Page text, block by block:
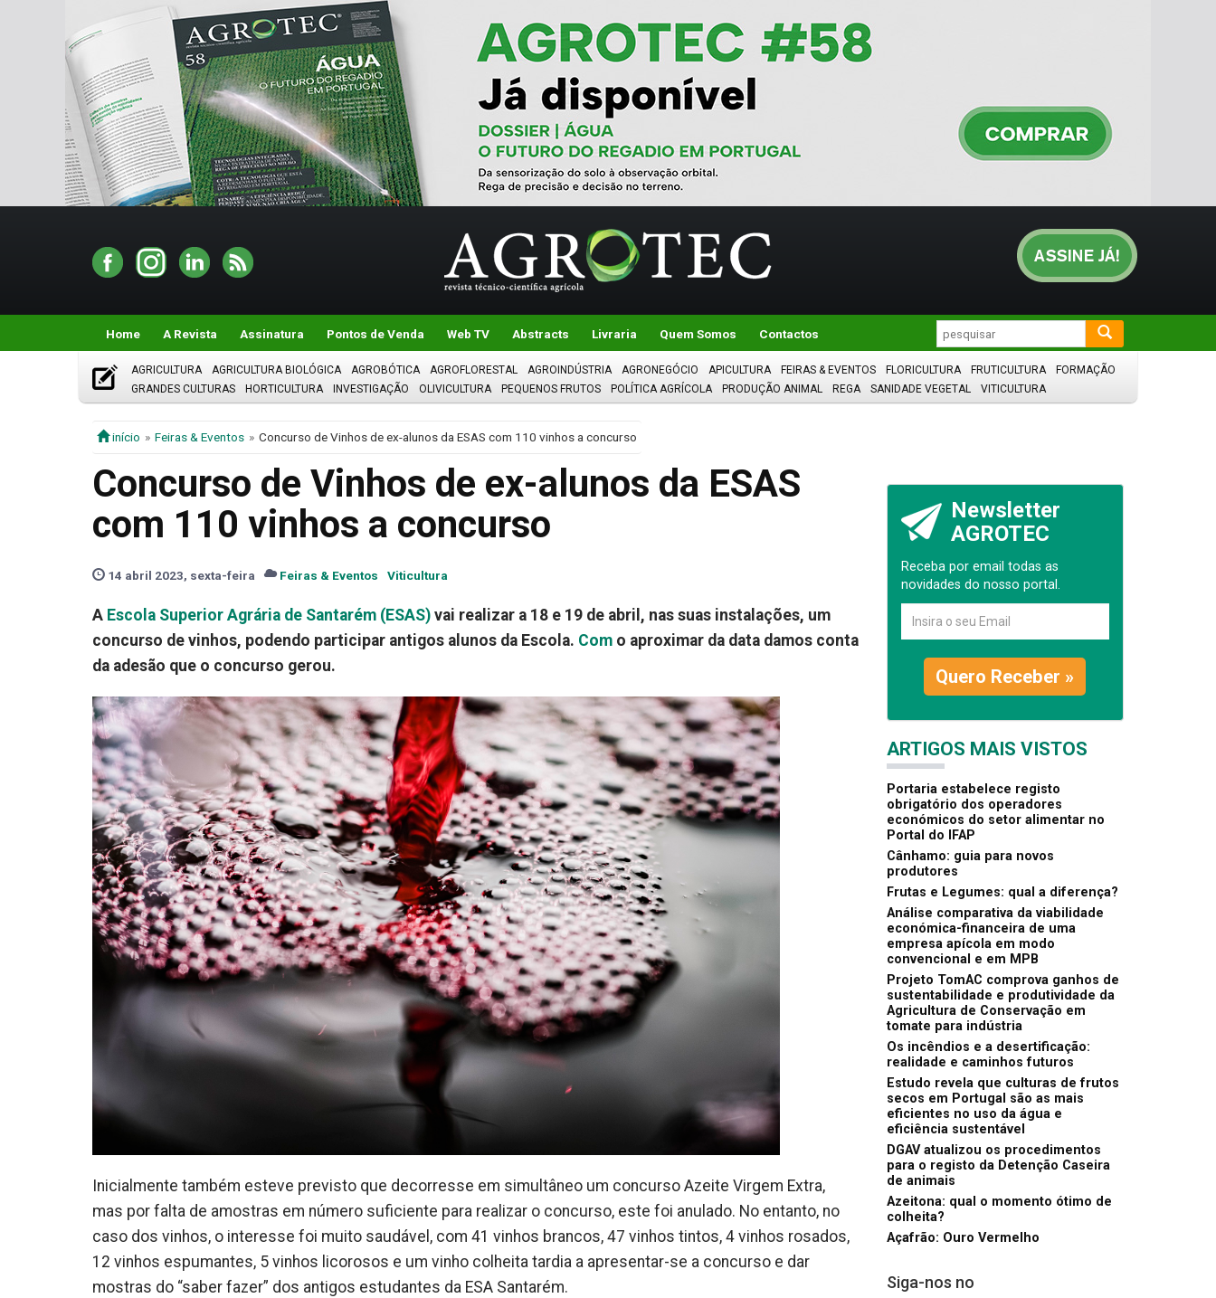
Home A Revista Assinatura Pontos de Venda Web TV Abstracts Livraria Quem Somos Contactos
AGRICULTURA AGRICULTURA BIOLÓGICA AGROBÓTICA AGROFLORESTAL AGROINDÚSTRIA AGRONEGÓCIO APICULTURA FEIRAS & EVENTOS FLORICULTURA FRUTICULTURA
FORMAÇÃO
GRANDES CULTURAS
HORTICULTURA INVESTIGAÇÃO OLIVICULTURA PEQUENOS FRUTOS POLÍTICA AGRÍCOLA PRODUÇÃO ANIMAL REGA SANIDADE VEGETAL VITICULTURA
início Feiras & Eventos Concurso de Vinhos de ex-alunos da ESAS com 110 vinhos a concurso
Concurso de Vinhos de ex-alunos da ESAS
com 110 vinhos a concurso
14 abril 2023, sexta-feira Feiras & Eventos Viticultura
A Escola Superior Agrária de Santarém (ESAS) vai realizar a 18 e 19 de abril, nas suas instalações, um
concurso de vinhos, podendo participar antigos alunos da Escola. Com o aproximar da data damos conta
da adesão que o concurso gerou.
Inicialmente também esteve previsto que decorresse em simultâneo um concurso Azeite Virgem Extra,
mas por falta de amostras em número suficiente para realizar o concurso, este foi anulado. No entanto, no
caso dos vinhos, o interesse foi muito saudável, com 41 vinhos brancos, 47 vinhos tintos, 4 vinhos rosados,
12 vinhos espumantes, 5 vinhos licorosos e um vinho colheita tardia a apresentar-se a concurso e dar
mostras do “saber fazer” dos antigos estudantes da ESA Santarém.
Newsletter
AGROTEC
Receba por email todas as
novidades do nosso portal.
Quero Receber »
ARTIGOS MAIS VISTOS
Portaria estabelece registo
obrigatório dos operadores
económicos do setor alimentar no
Portal do IFAP
Cânhamo: guia para novos
produtores
Frutas e Legumes: qual a diferença?
Análise comparativa da viabilidade
económica-financeira de uma
empresa apícola em modo
convencional e em MPB
Projeto TomAC comprova ganhos de
sustentabilidade e produtividade da
Agricultura de Conservação em
tomate para indústria
Os incêndios e a desertificação:
realidade e caminhos futuros
Estudo revela que culturas de frutos
secos em Portugal são as mais
eficientes no uso da água e
eficiência sustentável
DGAV atualizou os procedimentos
para o registo da Detenção Caseira
de animais
Azeitona: qual o momento ótimo de
colheita?
Açafrão: Ouro Vermelho
Siga-nos no